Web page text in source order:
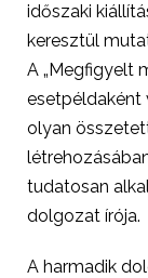
időszaki
keresztül
A „Megfigyelt
olyan
tudatosan
dolgozat írója.
A harmadik